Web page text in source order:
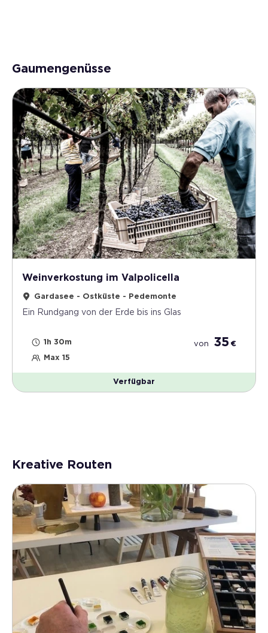
Gaumengenüsse
Weinverkostung im Valpolicella
Gardasee - Ostküste - Pedemonte
Ein Rundgang von der Erde bis ins Glas
1h 30m
Max 15
von 35 €
Verfügbar
Kreative Routen